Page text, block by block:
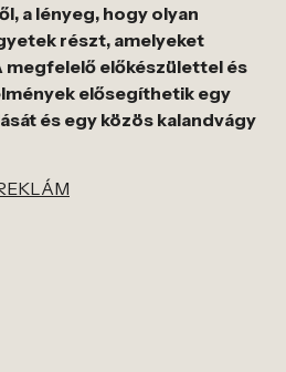
a lényeg, hogy olyan
részt, amelyeket
megfelelő előkészülettel és
elősegíthetik egy
és egy közös kalandvágy